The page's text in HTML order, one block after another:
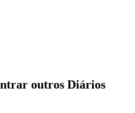
outros Diários